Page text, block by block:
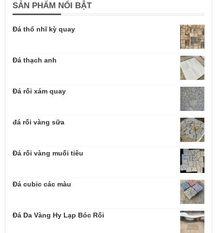
SẢN PHẨM NỔI BẬT
Đá thổ nhĩ kỳ quay
Đá thạch anh
Đá rối xám quay
đá rối vàng sữa
Đá rối vàng muối tiêu
Đá cubic các màu
Đá Da Vàng Hy Lạp Bóc Rối